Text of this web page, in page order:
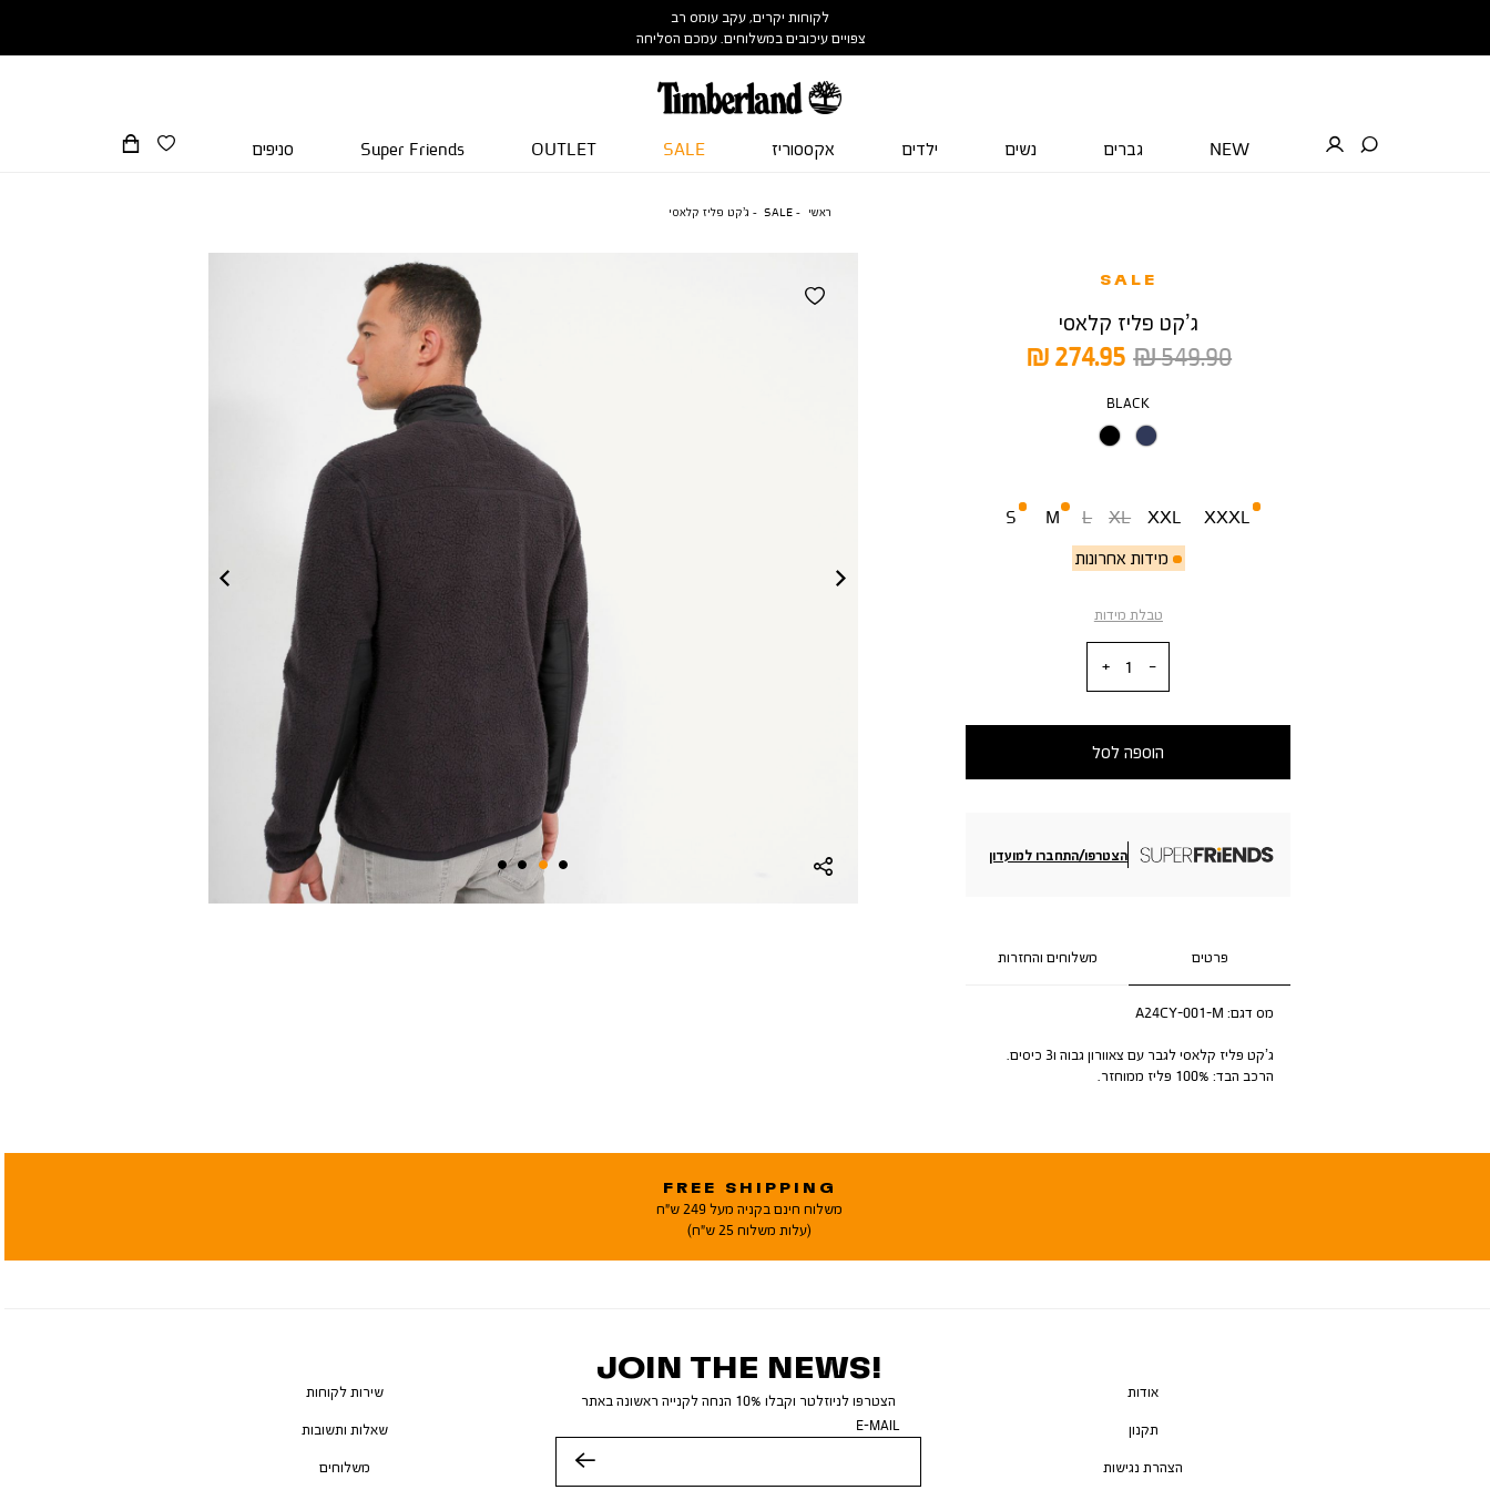
לקוחות יקרים, עקב עומס רב
צפויים עיכובים במשלוחים. עמכם הסליחה
NEW גברים נשים ילדים אקססוריז SALE
OUTLET
Super Friends סניפים
ראשי SALE ג’קט פליז קלאסי
SALE
ג’קט פליז קלאסי
מחיר
מוצר
274.95 ₪
מחיר
549.90 ₪
צבע
BLACK
S
מידות אחרונות
M L XL XXL XXXL
טבלת מידות
הוספה לסל
הצטרפו/התחברו למועדון
פרטים משלוחים והחזרות
מס דגם: A24CY-001-M
ג’קט פליז קלאסי לגבר עם צאוורון גבוה ו3 כיסים.
הרכב הבד: 100% פליז ממוחזר.
FREE SHIPPING
משלוח חינם בקניה מעל 249 ש"ח
(עלות משלוח 25 ש"ח)
JOIN THE NEWS!
הצטרפו לניוזלטר וקבלו 10% הנחה לקנייה ראשונה באתר
E-MAIL
אודות
תקנון
הצהרת נגישות
שירות לקוחות
שאלות ותשובות
משלוחים